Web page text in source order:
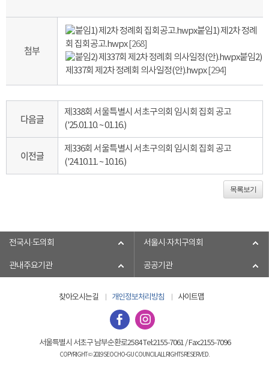
첨부
붙임1) 제2차 정례
회 집회공고.hwpx [268]
붙임2)
제337회 제2차 정례회 의사일정(안).hwpx [294]
다음글
제338회 서울특별시 서초구의회 임시회 집회 공고
('25.01.10. ~ 01.16.)
이전글
제336회 서울특별시 서초구의회 임시회 집회 공고
('24.10.11. ~ 10.16.)
목록보기
전국시·도의회 서울시·자치구의회
관내주요기관 공공기관
찾아오시는길 개인정보처리방침 사이트맵
서울특별시 서초구 남부순환로2584 Tel:2155-7061 / Fax:2155-7096
COPYRIGHT © 2019 SEOCHO-GU COUNCIL ALL RIGHTS RESERVED.